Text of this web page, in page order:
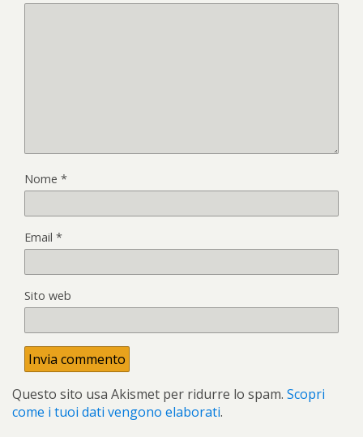
Nome *
Email *
Sito web
Questo sito usa Akismet per ridurre lo spam. Scopri
come i tuoi dati vengono elaborati.